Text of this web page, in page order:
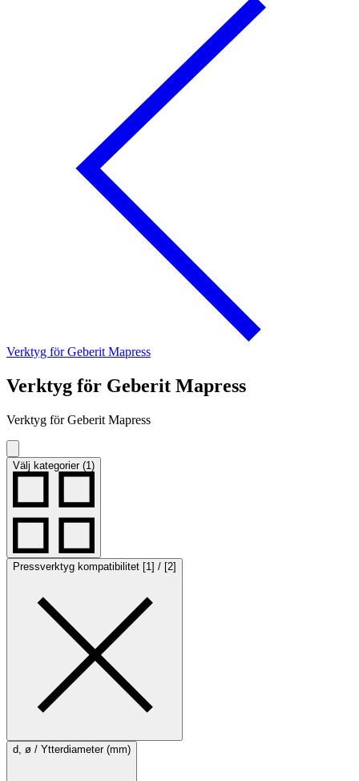
Verktyg för Geberit Mapress
Verktyg för Geberit Mapress
Verktyg för Geberit Mapress
Välj kategorier (1)
Pressverktyg kompatibilitet [1] / [2]
d, ø / Ytterdiameter (mm)